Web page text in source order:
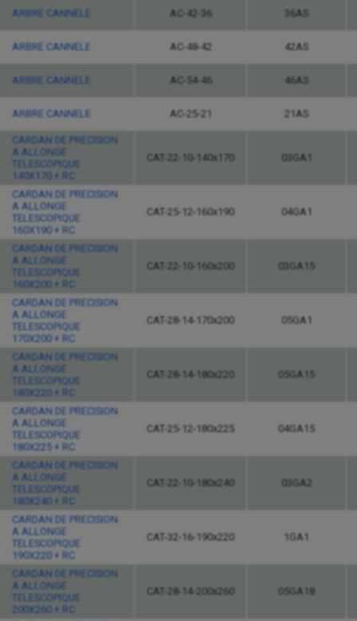
ARBRE CANNELE AC-42-36 36AS
ARBRE CANNELE AC-48-42 42AS
ARBRE CANNELE AC-54-46 46AS
ARBRE CANNELE AC-25-21 21AS
CARDAN DE PRECISION
A ALLONGE
TELESCOPIQUE
140X170 + RC
CAT-22-10-140x170 03GA1
CARDAN DE PRECISION
A ALLONGE
TELESCOPIQUE
160X190 + RC
CAT-25-12-160x190 04GA1
CARDAN DE PRECISION
A ALLONGE
TELESCOPIQUE
160X200 + RC
CAT-22-10-160x200 03GA15
CARDAN DE PRECISION
A ALLONGE
TELESCOPIQUE
170X200 + RC
CAT-28-14-170x200 05GA1
CARDAN DE PRECISION
A ALLONGE
TELESCOPIQUE
180X220 + RC
CAT-28-14-180x220 05GA15
CARDAN DE PRECISION
A ALLONGE
TELESCOPIQUE
180X225 + RC
CAT-25-12-180x225 04GA15
CARDAN DE PRECISION
A ALLONGE
TELESCOPIQUE
180X240 + RC
CAT-22-10-180x240 03GA2
CARDAN DE PRECISION
A ALLONGE
TELESCOPIQUE
190X220 + RC
CAT-32-16-190x220 1GA1
CARDAN DE PRECISION
A ALLONGE
TELESCOPIQUE
200X260 + RC
CAT-28-14-200x260 05GA18